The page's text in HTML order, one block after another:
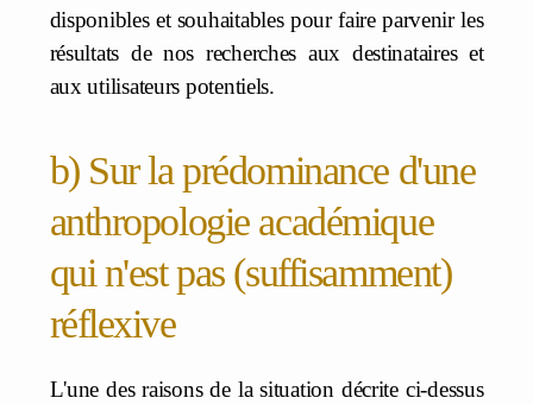
disponibles et souhaitables pour faire parvenir les
résultats de nos recherches aux destinataires et
aux utilisateurs potentiels.
b) Sur la prédominance d'une
anthropologie académique
qui n'est pas (suffisamment)
réflexive
L'une des raisons de la situation décrite ci-dessus